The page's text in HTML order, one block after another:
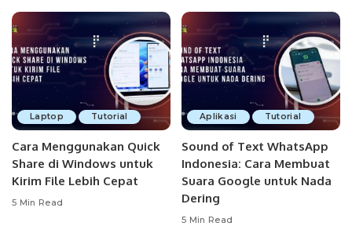
Laptop Tutorial
Cara Menggunakan Quick
Share di Windows untuk
Kirim File Lebih Cepat
5 Min Read
Aplikasi Tutorial
Sound of Text WhatsApp
Indonesia: Cara Membuat
Suara Google untuk Nada
Dering
5 Min Read